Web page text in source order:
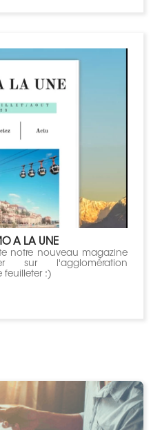
A LA UNE
notre nouveau magazine
sur l'agglomération
feuilleter :)